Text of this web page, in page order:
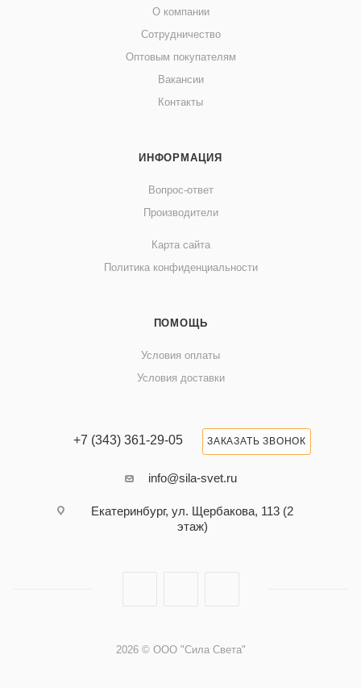
О компании
Сотрудничество
Оптовым покупателям
Вакансии
Контакты
ИНФОРМАЦИЯ
Вопрос-ответ
Производители
Карта сайта
Политика конфиденциальности
ПОМОЩЬ
Условия оплаты
Условия доставки
+7 (343) 361-29-05 ЗАКАЗАТЬ ЗВОНОК
info@sila-svet.ru
Екатеринбург, ул. Щербакова, 113 (2
этаж)
2026 © ООО "Сила Света"